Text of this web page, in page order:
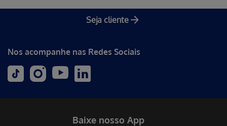
Seja cliente
Nos acompanhe nas Redes Sociais
Baixe nosso App